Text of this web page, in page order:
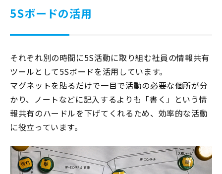
5Sボードの活用
それぞれ別の時間に5S活動に取り組む社員の情報共有
ツールとして5Sボードを活用しています。
マグネットを貼るだけで一目で活動の必要な個所が分
かり、ノートなどに記入するよりも「書く」という情
報共有のハードルを下げてくれるため、効率的な活動
に役立っています。